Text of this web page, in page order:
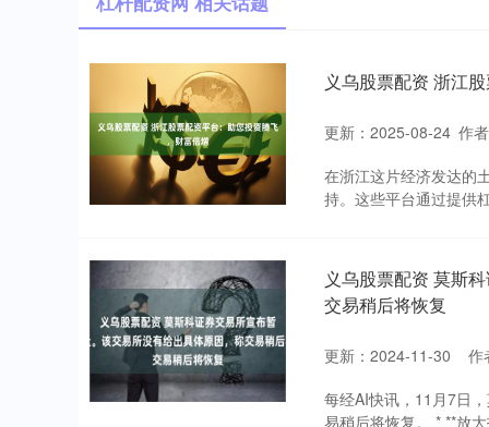
义乌股票配资 浙江
更新：2025-08-24 作
在浙江这片经济发达的
持。这些平台通过提供
义乌股票配资 莫斯
交易稍后将恢复
更新：2024-11-30
作
每经AI快讯，11月7日
易稍后将恢复。 * **放